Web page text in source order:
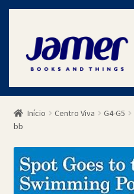
Pular
para
navegação
Pular
para
conteúdo
Início
Avaliações
Cart
Checkout
Início Centro Viva G4-G5
bb